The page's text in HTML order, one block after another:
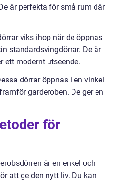
är perfekta för små rum där
viks ihop när de öppnas
standardsvingdörrar. De är
ett modernt utseende.
dörrar öppnas i en vinkel
garderoben. De ger en
för
är en enkel och
att ge den nytt liv. Du kan